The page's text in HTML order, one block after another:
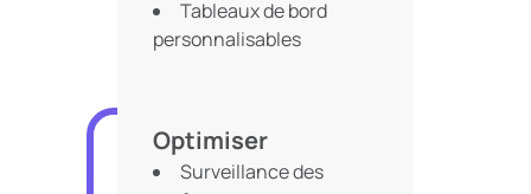
Tableaux de bord
personnalisables
Optimiser
Surveillance des